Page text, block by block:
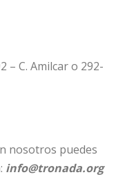
– C. Amilcar o 292-
nosotros puedes
info@tronada.org